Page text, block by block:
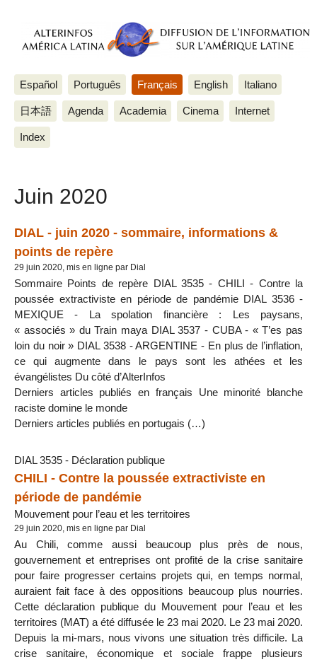
Español Português Français English Italiano
日本語 Agenda Academia Cinema Internet
Index
Juin 2020
DIAL - juin 2020 - sommaire, informations &
points de repère
29 juin 2020, mis en ligne par Dial
Sommaire Points de repère DIAL 3535 - CHILI - Contre la
poussée extractiviste en période de pandémie DIAL 3536 -
MEXIQUE - La spolation financière : Les paysans,
« associés » du Train maya DIAL 3537 - CUBA - « T’es pas
loin du noir » DIAL 3538 - ARGENTINE - En plus de l’inflation,
ce qui augmente dans le pays sont les athées et les
évangélistes Du côté d’AlterInfos
Derniers articles publiés en français Une minorité blanche
raciste domine le monde
Derniers articles publiés en portugais (…)
DIAL 3535 - Déclaration publique
CHILI - Contre la poussée extractiviste en
période de pandémie
Mouvement pour l’eau et les territoires
29 juin 2020, mis en ligne par Dial
Au Chili, comme aussi beaucoup plus près de nous,
gouvernement et entreprises ont profité de la crise sanitaire
pour faire progresser certains projets qui, en temps normal,
auraient fait face à des oppositions beaucoup plus nourries.
Cette déclaration publique du Mouvement pour l’eau et les
territoires (MAT) a été diffusée le 23 mai 2020. Le 23 mai 2020.
Depuis la mi-mars, nous vivons une situation très difficile. La
crise sanitaire, économique et sociale frappe plusieurs